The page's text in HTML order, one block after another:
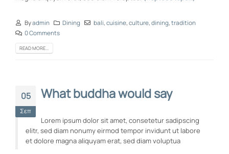
Byadmin Dining bali,cuisine,culture,dining,tradition
0 Comments
READ MORE...
05
Σεπ
What buddha would say
Lorem ipsum dolor sit amet, consetetur sadipscing
elitr, sed diam nonumy eirmod tempor invidunt ut labore
et dolore magna aliquyam erat, sed diam voluptua